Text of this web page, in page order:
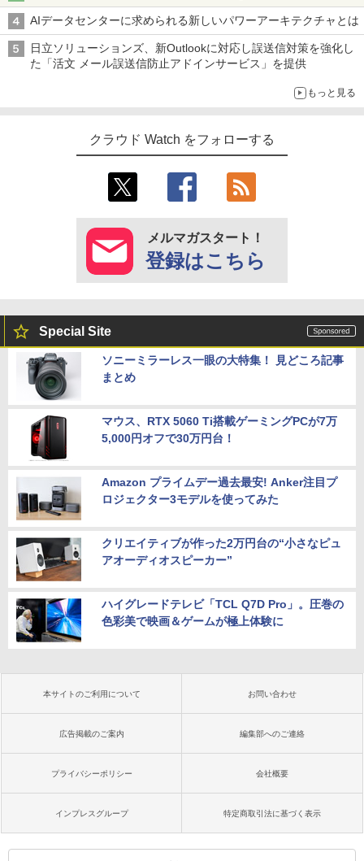
AIデータセンターに求められる新しいパワーアーキテクチャとは
日立ソリューションズ、新Outlookに対応し誤送信対策を強化し
た「活文 メール誤送信防止アドインサービス」を提供
もっと見る
クラウド Watch をフォローする
メルマガスタート！
登録はこちら
Special Site
ソニーミラーレス一眼の大特集！ 見どころ記事
まとめ
マウス、RTX 5060 Ti搭載ゲーミングPCが7万
5,000円オフで30万円台！
Amazon プライムデー過去最安! Anker注目プ
ロジェクター3モデルを使ってみた
クリエイティブが作った2万円台の“小さなピュ
アオーディオスピーカー”
ハイグレードテレビ「TCL Q7D Pro」。圧巻の
色彩美で映画＆ゲームが極上体験に
本サイトのご利用について お問い合わせ
広告掲載のご案内 編集部へのご連絡
プライバシーポリシー 会社概要
インプレスグループ 特定商取引法に基づく表示